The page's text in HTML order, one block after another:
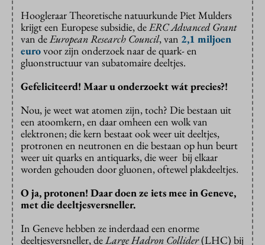
Hoogleraar Theoretische natuurkunde Piet Mulders
krijgt een Europese subsidie, deERC Advanced Grant
van deEuropean Research Council, van 2,1 miljoen
eurovoor zijn onderzoek naar de quark- en
gluonstructuur van subatomaire deeltjes.
Gefeliciteerd! Maar u onderzoekt wát precies?!
Nou, je weet wat atomen zijn, toch? Die bestaan uit
een atoomkern, en daar omheen een wolk van
elektronen; die kern bestaat ook weer uit deeltjes,
protronen en neutronen en die bestaan op hun beurt
weer uit quarks en antiquarks, die weer bij elkaar
worden gehouden door gluonen, oftewel plakdeeltjes.
O ja, protonen! Daar doen ze iets mee in Geneve,
met die deeltjesversneller.
In Geneve hebben ze inderdaad een enorme
deeltjesversneller, deLarge Hadron Collider(LHC) bij